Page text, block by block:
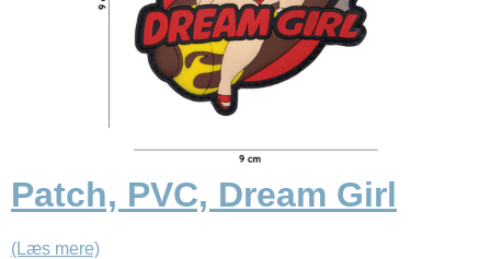
Patch, PVC, Dream Girl
(Læs mere)